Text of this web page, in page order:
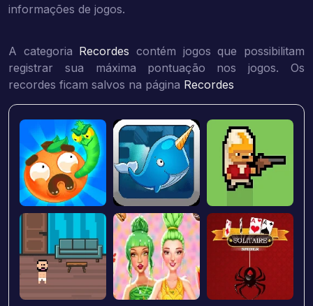
informações de jogos.
A categoria Recordes contém jogos que possibilitam
registrar sua máxima pontuação nos jogos. Os
recordes ficam salvos na página Recordes